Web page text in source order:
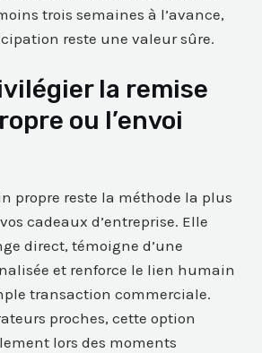
trois semaines à l’avance,
reste une valeur sûre.
la remise
ou l’envoi
propre reste la méthode la plus
cadeaux d’entreprise. Elle
direct, témoigne d’une
et renforce le lien humain
transaction commerciale.
proches, cette option
lors des moments